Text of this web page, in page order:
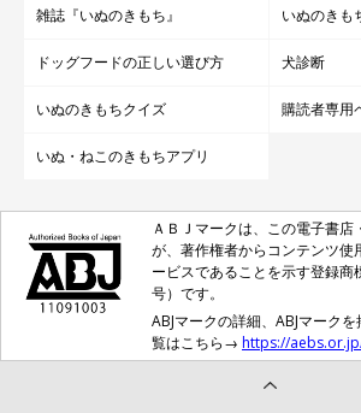
雑誌『いぬのきもち』 いぬのきも
ドッグフードの正しい選び方 犬診断
いぬのきもちクイズ 購読者専用
いぬ・ねこのきもちアプリ
ＡＢＪマークは、この電子書店
が、著作権者からコンテンツ使
ービスであることを示す登録
号）です。
ABJマークの詳細、ABJマーク
覧はこちら→ https://